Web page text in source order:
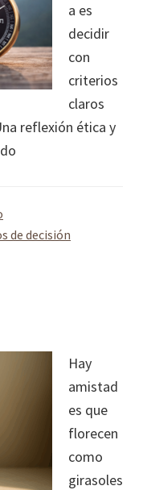
a es
decidir
con
criterios
claros
reflexión ética y
de decisión
Hay
amistad
es que
florecen
como
girasoles